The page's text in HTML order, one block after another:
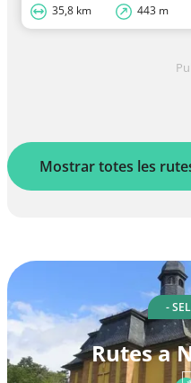
35,8 km 443 m
Mostrar totes les
-
Rutes a